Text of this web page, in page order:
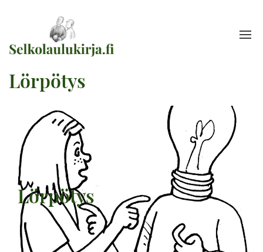
Lörpötys
Lörpötys